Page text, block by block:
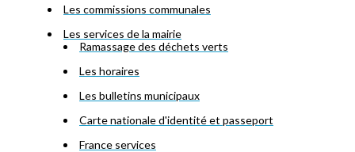
Les commissions communales
Les services de la mairie
Ramassage des déchets verts
Les horaires
Les bulletins municipaux
Carte nationale d'identité et passeport
France services